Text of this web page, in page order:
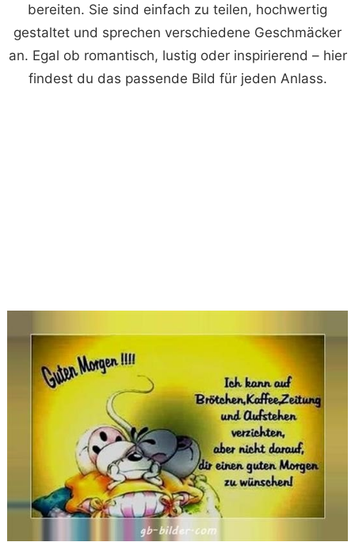
bereiten. Sie sind einfach zu teilen, hochwertig
gestaltet und sprechen verschiedene Geschmäcker
an. Egal ob romantisch, lustig oder inspirierend – hier
findest du das passende Bild für jeden Anlass.